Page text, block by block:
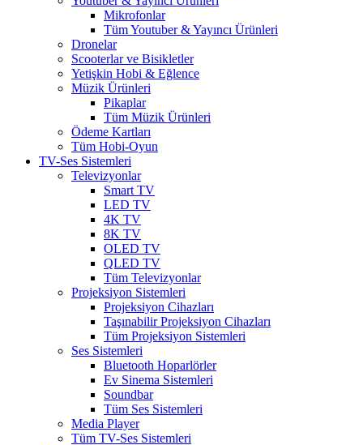
Mikrofonlar
Tüm Youtuber & Yayıncı Ürünleri
Dronelar
Scooterlar ve Bisikletler
Yetişkin Hobi & Eğlence
Müzik Ürünleri
Pikaplar
Tüm Müzik Ürünleri
Ödeme Kartları
Tüm Hobi-Oyun
TV-Ses Sistemleri
Televizyonlar
Smart TV
LED TV
4K TV
8K TV
OLED TV
QLED TV
Tüm Televizyonlar
Projeksiyon Sistemleri
Projeksiyon Cihazları
Taşınabilir Projeksiyon Cihazları
Tüm Projeksiyon Sistemleri
Ses Sistemleri
Bluetooth Hoparlörler
Ev Sinema Sistemleri
Soundbar
Tüm Ses Sistemleri
Media Player
Tüm TV-Ses Sistemleri